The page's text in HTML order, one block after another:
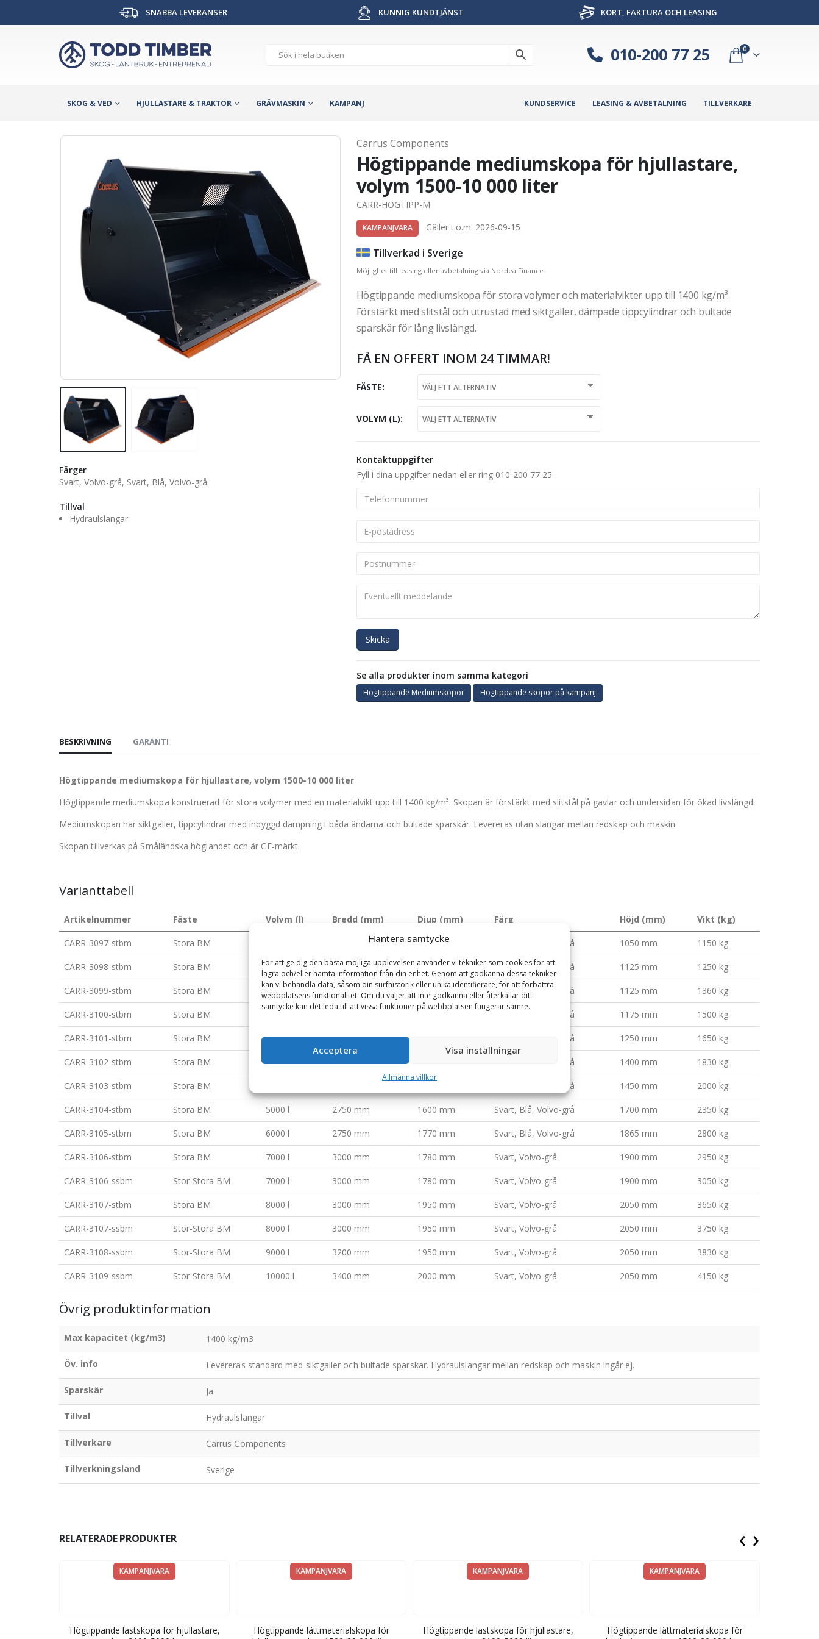
Hantera samtycke
För att ge dig den bästa möjliga upplevelsen använder vi tekniker som cookies för att
lagra och/eller hämta information från din enhet. Genom att godkänna dessa tekniker
kan vi behandla data, såsom din surfhistorik eller unika identifierare, för att förbättra
webbplatsens funktionalitet. Om du väljer att inte godkänna eller återkallar ditt
samtycke kan det leda till att vissa funktioner på webbplatsen fungerar sämre.
Acceptera Visa inställningar
Allmänna villkor
SNABBA LEVERANSER KUNNIG KUNDTJÄNST KORT, FAKTURA OCH LEASING
010-200 77 25 0
SKOG & VED HJULLASTARE & TRAKTOR GRÄVMASKIN KAMPANJ KUNDSERVICE LEASING & AVBETALNING TILLVERKARE
Färger
Svart, Volvo-grå, Svart, Blå, Volvo-grå
Tillval
Hydraulslangar
Carrus Components
Högtippande mediumskopa för hjullastare,
volym 1500-10 000 liter
CARR-HOGTIPP-M
KAMPANJVARA Gäller t.o.m. 2026-09-15
Tillverkad i Sverige
Möjlighet till leasing eller avbetalning via Nordea Finance.
Högtippande mediumskopa för stora volymer och materialvikter upp till 1400 kg/m³.
Förstärkt med slitstål och utrustad med siktgaller, dämpade tippcylindrar och bultade
sparskär för lång livslängd.
FÅ EN OFFERT INOM 24 TIMMAR!
FÄSTE
VOLYM (L)
Kontaktuppgifter
Fyll i dina uppgifter nedan eller ring 010-200 77 25.
Skicka
Se alla produkter inom samma kategori
Högtippande Mediumskopor Högtippande skopor på kampanj
BESKRIVNING GARANTI
Högtippande mediumskopa för hjullastare, volym 1500-10 000 liter
Högtippande mediumskopa konstruerad för stora volymer med en materialvikt upp till 1400 kg/m³. Skopan är förstärkt med slitstål på gavlar och undersidan för ökad livslängd.
Mediumskopan har siktgaller, tippcylindrar med inbyggd dämpning i båda ändarna och bultade sparskär. Levereras utan slangar mellan redskap och maskin.
Skopan tillverkas på Småländska höglandet och är CE-märkt.
Varianttabell
Artikelnummer Fäste Volym (l) Bredd (mm) Djup (mm) Färg Höjd (mm) Vikt (kg)
CARR-3097-stbm Stora BM 2200 mm 1100 mm Svart, Blå, Volvo-grå 1050 mm 1150 kg
CARR-3098-stbm Stora BM 1800 l 2200 mm 1100 mm Svart, Blå, Volvo-grå 1125 mm 1250 kg
CARR-3099-stbm Stora BM 2100 l 2400 mm 1100 mm Svart, Blå, Volvo-grå 1125 mm 1360 kg
CARR-3100-stbm Stora BM 2500 l 1190 mm Svart, Blå, Volvo-grå 1175 mm 1500 kg
CARR-3101-stbm Stora BM 3000 l 2550 mm Svart, Blå, Volvo-grå 1250 mm 1650 kg
CARR-3102-stbm Stora BM 3500 l 2550 mm Svart, Blå, Volvo-grå 1400 mm 1830 kg
CARR-3103-stbm Stora BM Svart, Blå, Volvo-grå 1450 mm 2000 kg
CARR-3104-stbm Stora BM 5000 l 2750 mm 1600 mm Svart, Blå, Volvo-grå 1700 mm 2350 kg
CARR-3105-stbm Stora BM 6000 l 2750 mm 1770 mm Svart, Blå, Volvo-grå 1865 mm 2800 kg
CARR-3106-stbm Stora BM 7000 l 3000 mm 1780 mm Svart, Volvo-grå 1900 mm 2950 kg
CARR-3106-ssbm Stor-Stora BM 7000 l 3000 mm 1780 mm Svart, Volvo-grå 1900 mm 3050 kg
CARR-3107-stbm Stora BM 8000 l 3000 mm 1950 mm Svart, Volvo-grå 2050 mm 3650 kg
CARR-3107-ssbm Stor-Stora BM 8000 l 3000 mm 1950 mm Svart, Volvo-grå 2050 mm 3750 kg
CARR-3108-ssbm Stor-Stora BM 9000 l 3200 mm 1950 mm Svart, Volvo-grå 2050 mm 3830 kg
CARR-3109-ssbm Stor-Stora BM 10000 l 3400 mm 2000 mm Svart, Volvo-grå 2050 mm 4150 kg
Övrig produktinformation
Max kapacitet (kg/m3) 1400 kg/m3
Öv. info Levereras standard med siktgaller och bultade sparskär. Hydraulslangar mellan redskap och maskin ingår ej.
Sparskär Ja
Tillval Hydraulslangar
Tillverkare Carrus Components
Tillverkningsland Sverige
RELATERADE PRODUKTER
KAMPANJVARA
Högtippande lastskopa för hjullastare,
KAMPANJVARA
Högtippande lättmaterialskopa för
KAMPANJVARA
Högtippande lastskopa för hjullastare,
KAMPANJVARA
Högtippande lättmaterialskopa för
‹ ›